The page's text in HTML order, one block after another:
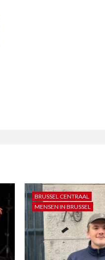
BRUSSEL CENTRAAL
MENSEN IN BRUSSEL